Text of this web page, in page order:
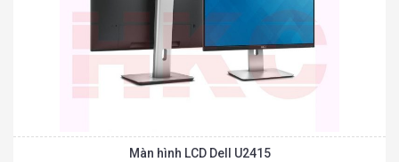
Màn hình LCD Dell U2415